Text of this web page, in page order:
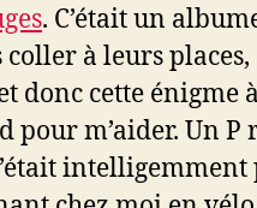
. C’était un
coller à leurs
donc cette énigme
pour m’aider. Un
intelligemment